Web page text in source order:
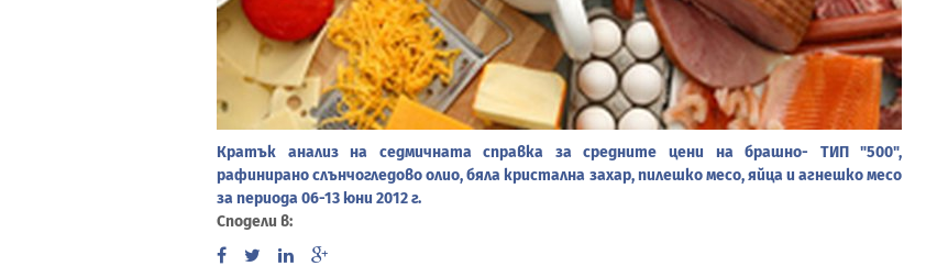
Кратък анализ на седмичната справка за средните цени на брашно- ТИП "500",
рафинирано слънчогледово олио, бяла кристална захар, пилешко месо, яйца и агнешко месо
за периода 06-13 юни 2012 г.
Сподели в: